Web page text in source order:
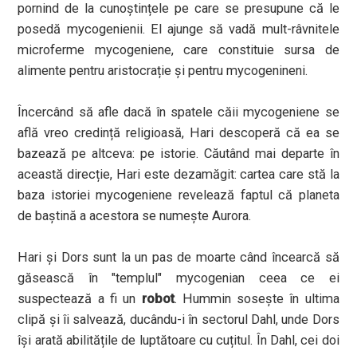
pornind de la cunoștințele pe care se presupune că le
posedă mycogenienii. El ajunge să vadă mult-râvnitele
microferme mycogeniene, care constituie sursa de
alimente pentru aristocrație și pentru mycogenineni.
Încercând să afle dacă în spatele căii mycogeniene se
află vreo credință religioasă, Hari descoperă că ea se
bazează pe altceva: pe istorie. Căutând mai departe în
această direcție, Hari este dezamăgit: cartea care stă la
baza istoriei mycogeniene revelează faptul că planeta
de baștină a acestora se numește Aurora.
Hari și Dors sunt la un pas de moarte când încearcă să
găsească în "templul" mycogenian ceea ce ei
suspectează a fi un robot. Hummin sosește în ultima
clipă și îi salvează, ducându-i în sectorul Dahl, unde Dors
își arată abilitățile de luptătoare cu cuțitul. În Dahl, cei doi